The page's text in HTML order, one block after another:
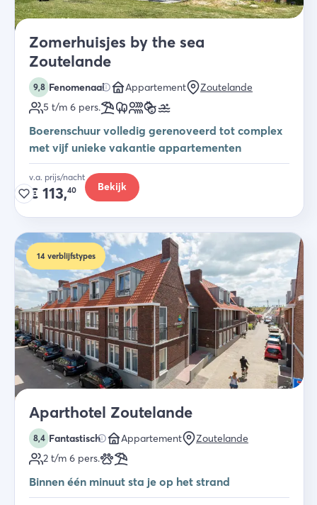
Zomerhuisjes by the sea
Zoutelande
9,8 Fenomenaal Appartement
Zoutelande
5 t/m 6 pers.
Boerenschuur volledig gerenoveerd tot complex
met vijf unieke vakantie appartementen
v.a. prijs/nacht
€ 113,40 Bekijk
14 verblijfstypes
Aparthotel Zoutelande
8,4 Fantastisch Appartement
Zoutelande
2 t/m 6 pers.
Binnen één minuut sta je op het strand